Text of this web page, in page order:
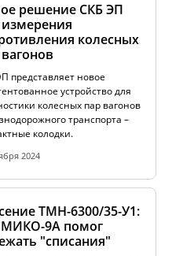
И
СЕТИ
решение СКБ ЭП
колесных
представляет новое
устройство для
колесных пар вагонов
транспорта –
колодки.
2024
ТМН-6300/35-У1:
МИКО-9А помог
"списания"